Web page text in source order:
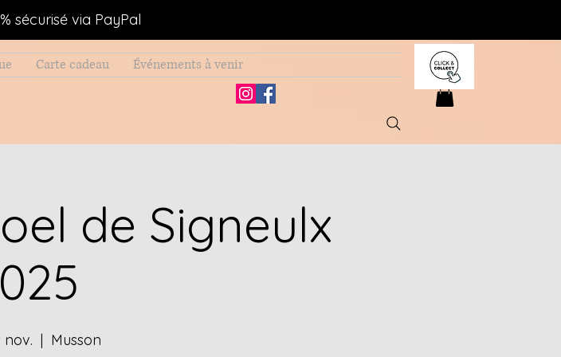
sécurisé via PayPal
Carte cadeau Événements à venir
de Signeulx
nov.
  |
Musson